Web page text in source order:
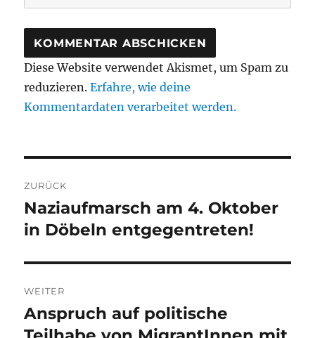
Diese Website verwendet Akismet, um Spam zu
reduzieren.Erfahre, wie deine
Kommentardaten verarbeitet werden.
ZURÜCK
Vorheriger
Beitrag:
Naziaufmarsch am 4. Oktober
in Döbeln entgegentreten!
WEITER
Nächster
Beitrag:
Anspruch auf politische